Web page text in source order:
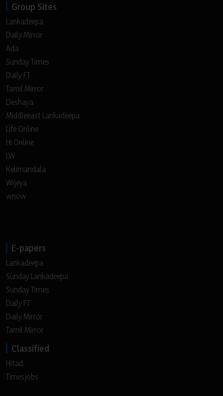
Group Sites
Lankadeepa
Daily Mirror
Ada
Sunday Times
Daily FT
Tamil Mirror
Deshaya
Middleeast Lankadeepa
Life Online
Hi Online
LW
Kelimandala
Wijeya
wnow
E-papers
Lankadeepa
Sunday Lankadeepa
Sunday Times
Daily FT
Daily Mirror
Tamil Mirror
Classified
Hitad
Timesjobs